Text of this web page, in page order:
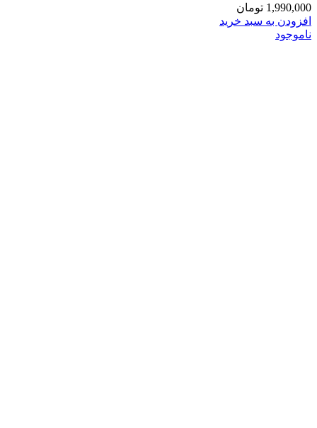
1,990,000 تومان
افزودن به سبد خرید
ناموجود